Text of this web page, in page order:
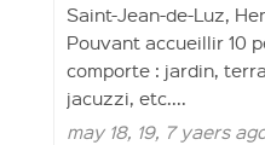
Saint-Jean-de-Luz,
Pouvant accueillir 10
comporte : jardin,
jacuzzi, etc....
may 18, 19, 7 yaers